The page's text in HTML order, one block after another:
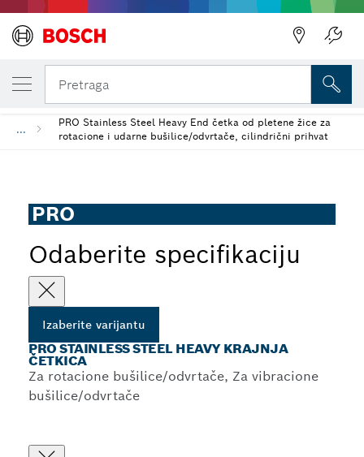
Pretraga
...
PRO Stainless Steel Heavy End četka od pletene žice za
rotacione i udarne bušilice/odvrtače, cilindrični prihvat
PRO
Odaberite specifikaciju
Izaberite varijantu
PRO STAINLESS STEEL HEAVY KRAJNJA
ČETKICA
Za rotacione bušilice/odvrtače, Za vibracione
bušilice/odvrtače
IZABRANA VARIJANTA
PRO Stainless Steel heavy krajnja četkica